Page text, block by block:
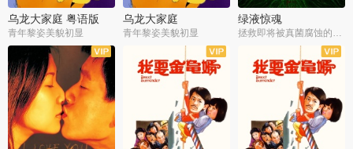
乌龙大家庭 粤语版
青年黎姿美貌初显
乌龙大家庭
青年黎姿美貌初显
绿液惊魂
拯救即将被真菌腐蚀的世界